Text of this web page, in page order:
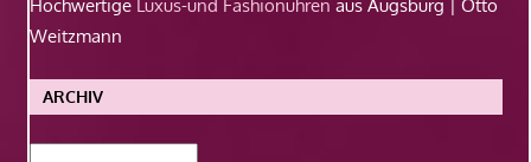
Hochwertige Luxus-und Fashionuhren aus Augsburg | Otto
Weitzmann
ARCHIV